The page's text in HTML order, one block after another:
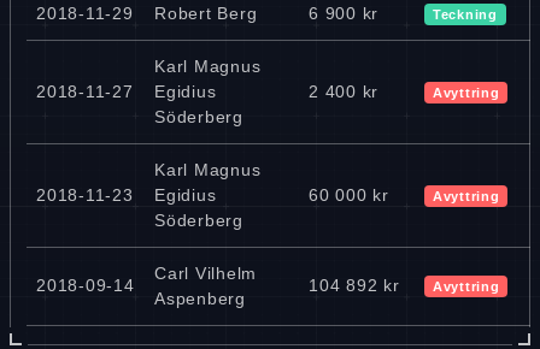
2018-11-29 Robert Berg 6 900 kr Teckning
2018-11-27
Karl Magnus
Egidius
Söderberg
2 400 kr Avyttring
2018-11-23
Karl Magnus
Egidius
Söderberg
60 000 kr Avyttring
2018-09-14
Carl Vilhelm
Aspenberg
104 892 kr Avyttring